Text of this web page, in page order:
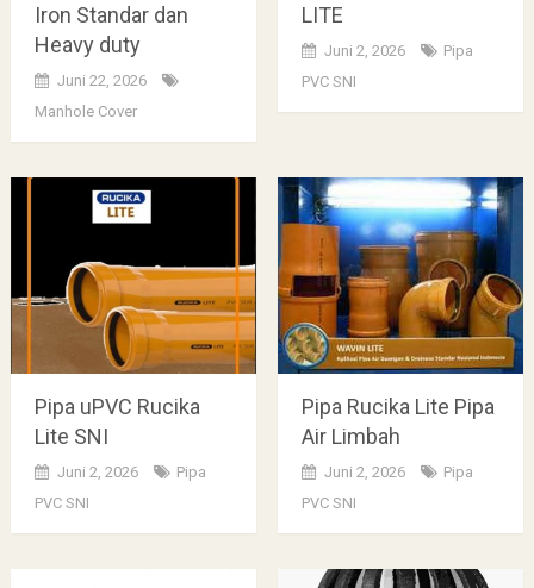
Iron Standar dan
Heavy duty
Juni 22, 2026
Manhole Cover
LITE
Juni 2, 2026
Pipa
PVC SNI
Pipa uPVC Rucika
Lite SNI
Juni 2, 2026
Pipa
PVC SNI
Pipa Rucika Lite Pipa
Air Limbah
Juni 2, 2026
Pipa
PVC SNI